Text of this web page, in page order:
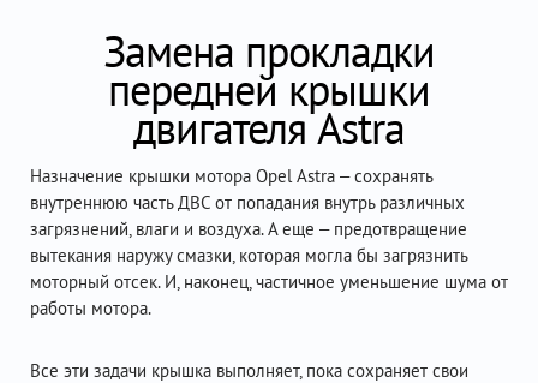
Замена прокладки
передней крышки
двигателя Astra
Назначение крышки мотора Opel Astra – сохранять
внутреннюю часть ДВС от попадания внутрь различных
загрязнений, влаги и воздуха. А еще – предотвращение
вытекания наружу смазки, которая могла бы загрязнить
моторный отсек. И, наконец, частичное уменьшение шума от
работы мотора.
Все эти задачи крышка выполняет, пока сохраняет свои